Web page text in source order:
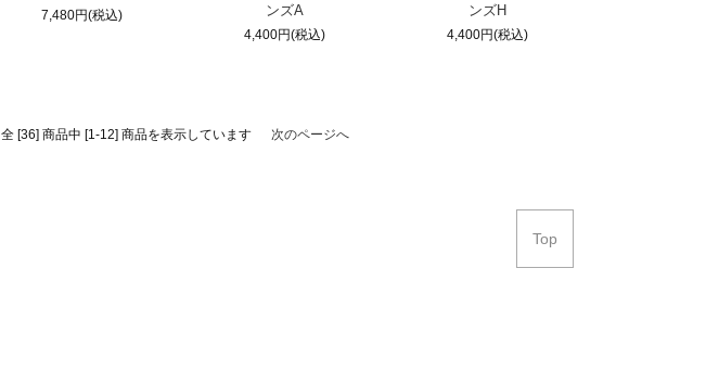
7,480円(税込)
ンズA
4,400円(税込)
ンズH
4,400円(税込)
全 [36] 商品中 [1-12] 商品を表示しています 次のページへ
Top